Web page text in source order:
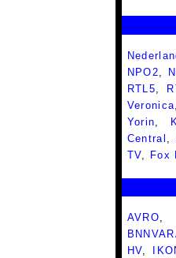
NPO2
RTL5
Veronica
Yorin
Central
TV
Fox
AVRO
HV,